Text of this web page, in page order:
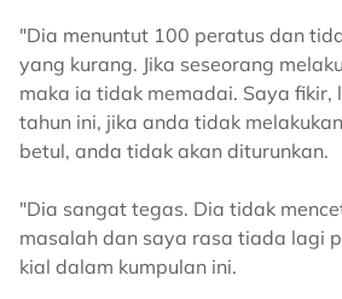
"Dia menuntut 100 peratus dan
yang kurang. Jika seseorang
maka ia tidak memadai. Saya fikir,
tahun ini, jika anda tidak
betul, anda tidak akan diturunkan.
"Dia sangat tegas. Dia tidak
masalah dan saya rasa tiada lagi
kial dalam kumpulan ini.